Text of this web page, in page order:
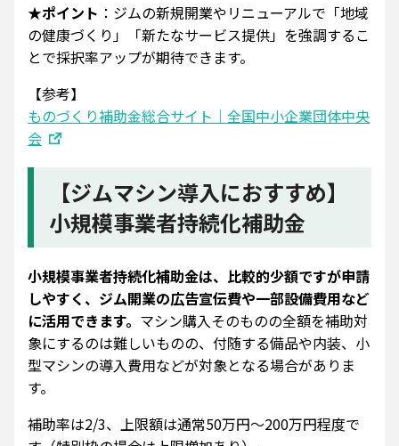
★ポイント ：ジムの新規開業やリニューアルで「地域
の健康づくり」「新たなサービス提供」を強調するこ
とで採択率アップが期待できます。
【参考】
ものづくり補助金総合サイト｜全国中小企業団体中央
会
【ジムマシン導入におすすめ】
小規模事業者持続化補助金
小規模事業者持続化補助金は、比較的少額ですが申請
しやすく、ジム開業の広告宣伝費や一部設備費用など
に活用できます。 マシン購入そのものの全額を補助対
象にするのは難しいものの、付随する備品や内装、小
型マシンの導入費用などが対象となる場合がありま
す。
補助率は2/3、上限額は通常50万円～200万円程度で